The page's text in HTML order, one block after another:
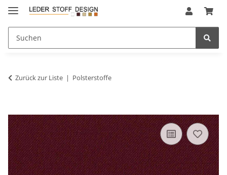
Zurück zur Liste Polsterstoffe